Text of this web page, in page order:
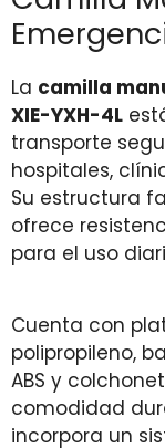
La camilla
XIE-YXH-4L
transporte
hospitales,
Su estructura
ofrece
para el uso
Cuenta con
polipropileno,
ABS y
comodidad
incorpora un